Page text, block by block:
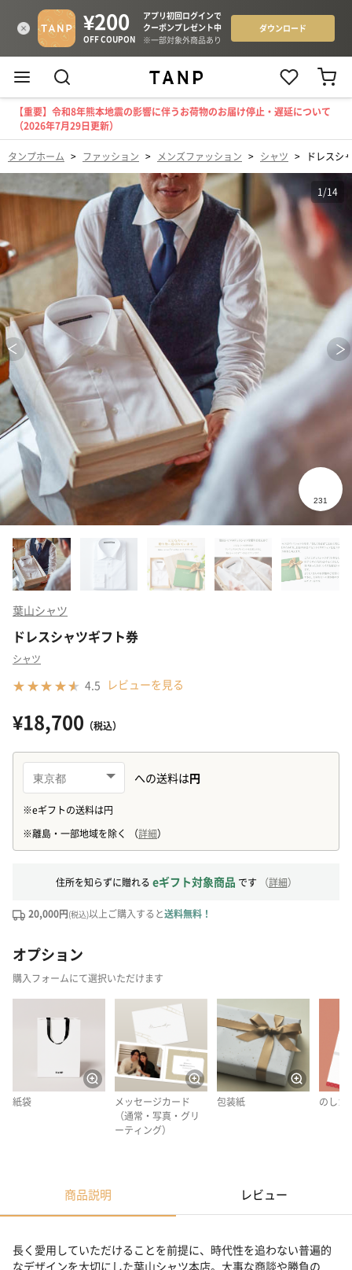
【重要】令和8年熊本地震の影響に伴うお荷物のお届け停止・遅延について
（2026年7月29日更新）
タンプホーム > ファッション > メンズファッション > シャツ > ドレスシ
1/14
葉山シャツ
ドレスシャツギフト券
シャツ
4.5 レビューを見る
¥18,700 （税込）
住所を知らずに贈れる eギフト対象商品 です （詳細）
20,000円(税込)以上ご購入すると送料無料！
オプション
購入フォームにて選択いただけます
紙袋
メッセージカード
（通常・写真・グリ
ーティング）
包装紙 のしカ
商品説明 レビュー
長く愛用していただけることを前提に、時代性を追わない普遍的
なデザインを大切にした葉山シャツ本店。大事な商談や勝負の